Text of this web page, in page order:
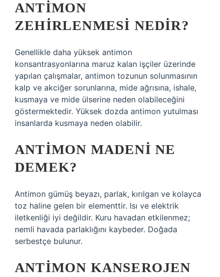
ANTIMON
ZEHIRLENMESI NEDIR?
Genellikle daha yüksek antimon
konsantrasyonlarına maruz kalan işçiler üzerinde
yapılan çalışmalar, antimon tozunun solunmasının
kalp ve akciğer sorunlarına, mide ağrısına, ishale,
kusmaya ve mide ülserine neden olabileceğini
göstermektedir. Yüksek dozda antimon yutulması
insanlarda kusmaya neden olabilir.
ANTIMON MADENI NE
DEMEK?
Antimon gümüş beyazı, parlak, kırılgan ve kolayca
toz haline gelen bir elementtir. Isı ve elektrik
iletkenliği iyi değildir. Kuru havadan etkilenmez;
nemli havada parlaklığını kaybeder. Doğada
serbestçe bulunur.
ANTIMON KANSEROJEN